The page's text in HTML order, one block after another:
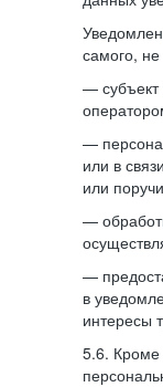
самого,
— субъект
—
или в
или
—
—
в
интересы
5.6. Кроме